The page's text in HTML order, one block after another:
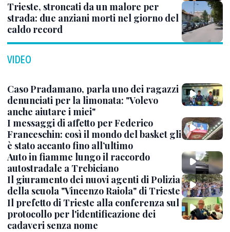
Trieste, stroncati da un malore per
strada: due anziani morti nel giorno del
caldo record
VIDEO
Caso Pradamano, parla uno dei ragazzi
denunciati per la limonata: "Volevo
anche aiutare i miei"
I messaggi di affetto per Federico
Franceschin: così il mondo del basket gli
è stato accanto fino all’ultimo
Auto in fiamme lungo il raccordo
autostradale a Trebiciano
Il giuramento dei nuovi agenti di Polizia
della scuola "Vincenzo Raiola" di Trieste
Il prefetto di Trieste alla conferenza sul
protocollo per l'identificazione dei
cadaveri senza nome